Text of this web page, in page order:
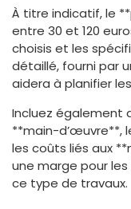
À titre indicatif, le
entre 30 et 120
choisis et les
détaillé, fourni par
aidera à planifier
Incluez également
**main-d’œuvre**,
les coûts liés aux
une marge pour
ce type de travaux.